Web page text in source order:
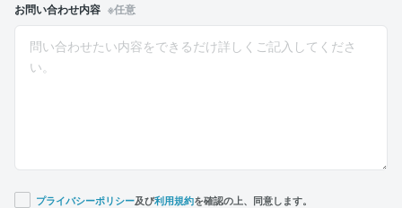
お問い合わせ内容 ※任意
プライバシーポリシー及び利用規約を確認の上、同意します。